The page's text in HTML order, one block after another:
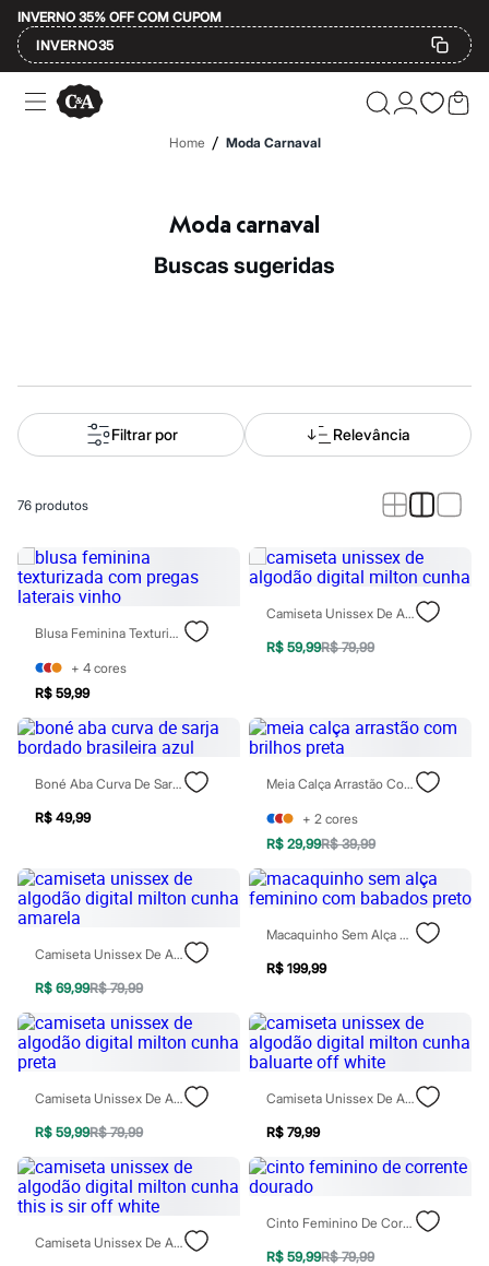
INVERNO 35% OFF COM CUPOM
INVERNO35
Ofertas
Compre por Departamento
Alfaiataria
Novidades
Roupas
Blusas e Camisetas
Casacos e Jaquetas
Macacões
Saias
Shorts e Bermudas
Vestidos
Acessórios
Bonés e Chapéus
Bijoux
Óculos
Relógios
Botas
Chinelos
Rasteirinhas
Sapatilhas
Tênis
Marcas
City
Clock House
Mindset
Sawary
Moda esportiva
Acessórios
Blusas
Leggings
Shorts e Bermudas
Tops
Moda íntima
Calcinhas
Cintas e Modeladores
Meias
Pijamas
Home / Moda Carnaval
Moda carnaval
buscas sugeridas
Filtrar por Relevância
76 produtos
Blusa Feminina Texturizada Com Pregas Laterais Vinho
+ 4 cores
R$ 59,99
Camiseta Unissex De Algodão Digital Milton Cunha
R$ 59,99R$ 79,99
Boné Aba Curva De Sarja Bordado Brasileira Azul
R$ 49,99
Meia Calça Arrastão Com Brilhos Preta
+ 2 cores
R$ 29,99R$ 39,99
Camiseta Unissex De Algodão Digital Milton Cunha Amarela
R$ 69,99R$ 79,99
Macaquinho Sem Alça Feminino Com Babados Preto
R$ 199,99
Camiseta Unissex De Algodão Digital Milton Cunha Preta
R$ 59,99R$ 79,99
Camiseta Unissex De Algodão Digital Milton Cunha Baluarte Off White
R$ 79,99
Camiseta Unissex De Algodão Digital Milton Cunha This Is Sir Off White
Cinto Feminino De Corrente Dourado
R$ 59,99R$ 79,99